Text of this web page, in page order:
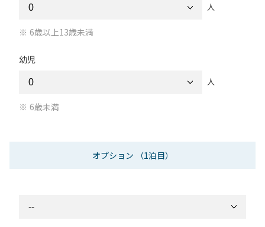
人
6歳以上13歳未満
幼児
人
6歳未満
オプション （1泊目）